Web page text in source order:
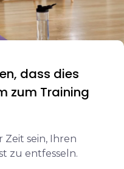
dass dies
zum Training
Zeit sein, Ihren
zu entfesseln.